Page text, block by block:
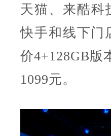
天猫、来酷科
快手和线下门
价4+128GB版
1099元。